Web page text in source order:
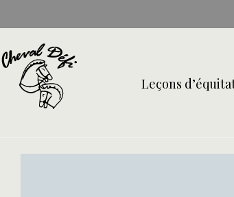
to
content
Leçons